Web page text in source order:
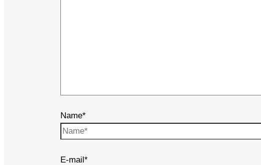
Name*
E-mail*